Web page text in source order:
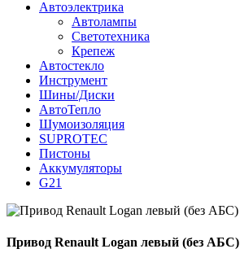
Автоэлектрика
Автолампы
Светотехника
Крепеж
Автостекло
Инструмент
Шины/Диски
АвтоТепло
Шумоизоляция
SUPROTEC
Пистоны
Аккумуляторы
G21
Привод Renault Logan левый (без АБС)